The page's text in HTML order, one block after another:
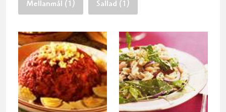
Mellanmål (1) Sallad (1)